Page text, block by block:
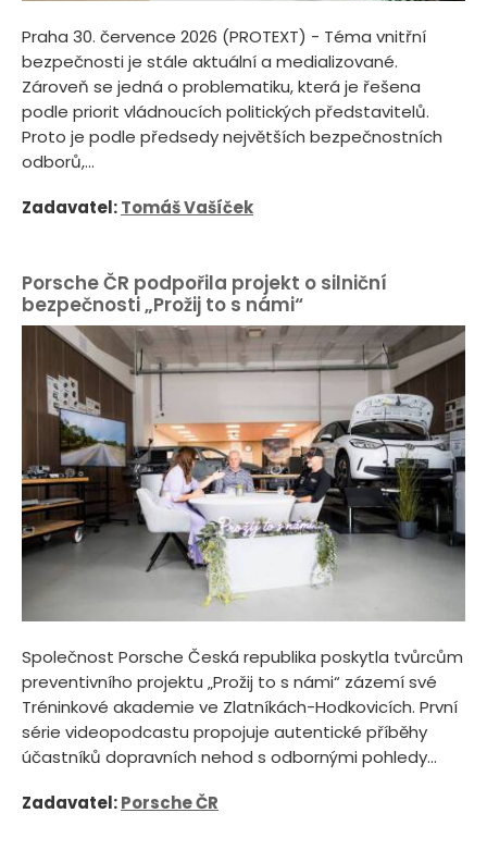
Praha 30. července 2026 (PROTEXT) - Téma vnitřní
bezpečnosti je stále aktuální a medializované.
Zároveň se jedná o problematiku, která je řešena
podle priorit vládnoucích politických představitelů.
Proto je podle předsedy největších bezpečnostních
odborů,...
Zadavatel:Tomáš Vašíček
Porsche ČR podpořila projekt o silniční
bezpečnosti „Prožij to s námi“
Společnost Porsche Česká republika poskytla tvůrcům
preventivního projektu „Prožij to s námi“ zázemí své
Tréninkové akademie ve Zlatníkách-Hodkovicích. První
série videopodcastu propojuje autentické příběhy
účastníků dopravních nehod s odbornými pohledy...
Zadavatel:Porsche ČR